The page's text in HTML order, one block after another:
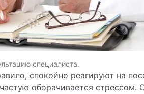
специалиста.
спокойно реагируют на
оборачивается